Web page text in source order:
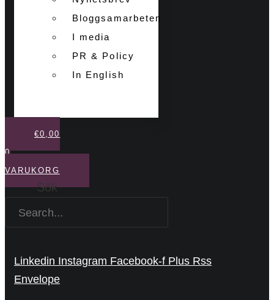
Bloggsamarbeten
I media
PR & Policy
In English
€0,00
0
VARUKORG
Sök
Linkedin Instagram Facebook-f Plus Rss
Envelope